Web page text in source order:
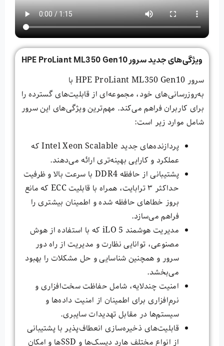
ویژگی‌های جدید سرور HPE ProLiant ML350 Gen10
سرور HPE ProLiant ML350 Gen10 با
به‌روزرسانی‌های خود، مجموعه‌ای از قابلیت‌های گسترده را
برای کاربران فراهم می‌کند. مهم‌ترین ویژگی‌های این سرور
شامل موارد زیر است:
پردازنده‌های جدید Intel Xeon Scalable که
عملکرد و کارایی بهینه‌تری ارائه می‌دهند.
پشتیبانی از حافظه DDR4 با سرعت بالا و ظرفیت
حداکثر ۳ ترابایت، همراه با قابلیت ECC که مانع
بروز خطاهای حافظه شده و اطمینان بیشتری را
فراهم می‌سازد.
مدیریت هوشمند iLO 5 که با استفاده از هوش
مصنوعی، توانایی نظارت و مدیریت از راه دور
سرور و همچنین شناسایی و حل مشکلات را بهبود
می‌بخشد.
امنیت چندلایه، شامل حفاظت سخت‌افزاری و
نرم‌افزاری برای اطمینان از امنیت داده‌ها و
سیستم‌ها در مقابل تهدیدات سایبری.
قابلیت‌های ذخیره‌سازی انعطاف‌پذیر با پشتیبانی
از انواع مختلف هارد دیسک‌ها و SSDها و امکان